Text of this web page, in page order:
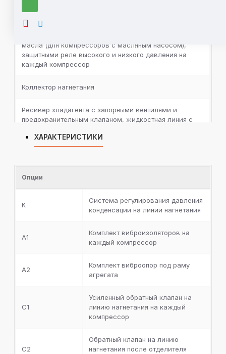
запорными вентилями, подогревателями картера,
масла (для компрессоров с масляным насосом),
защитными реле высокого и низкого давления на
каждый компрессор
Коллектор нагнетания
Ресивер хладагента с запорными вентилями и
предохранительным клапаном, жидкостная линия с
запорным вентилем, электромагнитным клапаном и
электронным расширительным вентилем
протока, сервисные вентили для дренажа и сброса
воздуха
Отделитель масла с нагревателем, запорным
Ресивер масла с запорными вентилями,
между масляным ресивером и коллектором
всасывания. Запорный вентиль на линию подачи
каждый компрессор
Коллектор всасывания с теплоизоляцией
Металлическая окрашенная рама
ХАРАКТЕРИСТИКИ
Опции
K
Система регулирования давления
конденсации на линии нагнетания
A1
Комплект виброизоляторов на
каждый компрессор
A2
Комплект виброопор под раму
агрегата
C1
Усиленный обратный клапан на
линию нагнетания на каждый
компрессор
C2
Обратный клапан на линию
нагнетания после отделителя